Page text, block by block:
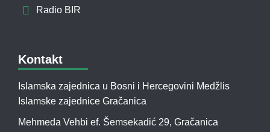
Radio BIR
Kontakt
Islamska zajednica u Bosni i Hercegovini Medžlis
Islamske zajednice Gračanica
Mehmeda Vehbi ef. Šemsekadić 29, Gračanica